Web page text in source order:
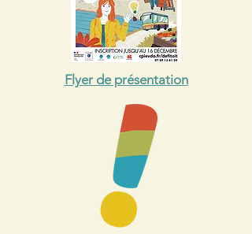
Flyer de présentation